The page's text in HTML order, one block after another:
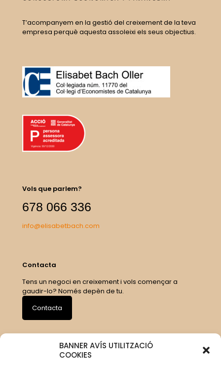
BANNER AVÍS UTILITZACIÓ
COOKIES
T’acompanyem en la gestió del creixement de la teva
empresa perquè aquesta assoleixi els seus objectius.
Vols que parlem?
678 066 336
info@elisabetbach.com
Contacta
Tens un negoci en creixement i vols començar a
gaudir-lo? Només depèn de tu.
Contacta